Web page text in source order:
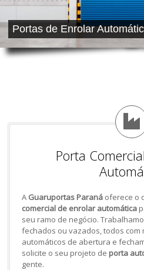
Portas de Enrolar
Porta
A Guaruportas Paranáoferece o
comercial de enrolar automática
seu ramo de negócio.
fechados ou vazados, todos com
automáticos de abertura e
solicite o seu projeto de porta
gente.